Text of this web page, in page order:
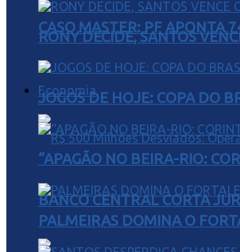
CASO MASTER: PF APONTA
Economia
BANCO CENTRAL CORTA
RONY DECIDE, SANTOS
JOGOS DE HOJE: COPA DO
“APAGÃO NO BEIRA-RIO:
PALMEIRAS DOMINA O